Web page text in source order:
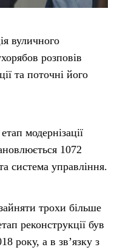
вуличного
розповів
та поточні його
модернізації
1072
система управління.
трохи більше
реконструкції був
року, а в зв’язку з